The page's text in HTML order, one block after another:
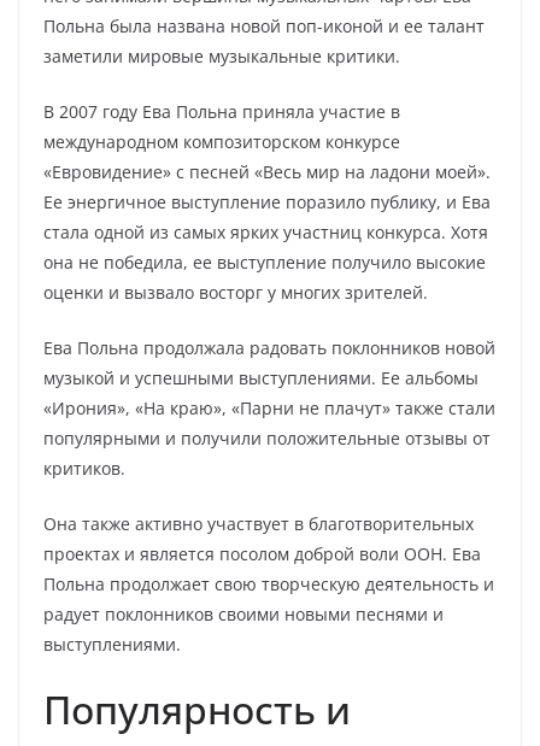
Польна была названа новой поп-иконой и ее талант
заметили мировые музыкальные критики.
В 2007 году Ева Польна приняла участие в
международном композиторском конкурсе
«Евровидение» с песней «Весь мир на ладони моей».
Ее энергичное выступление поразило публику, и Ева
стала одной из самых ярких участниц конкурса. Хотя
она не победила, ее выступление получило высокие
оценки и вызвало восторг у многих зрителей.
Ева Польна продолжала радовать поклонников новой
музыкой и успешными выступлениями. Ее альбомы
«Ирония», «На краю», «Парни не плачут» также стали
популярными и получили положительные отзывы от
критиков.
Она также активно участвует в благотворительных
проектах и является посолом доброй воли ООН. Ева
Польна продолжает свою творческую деятельность и
радует поклонников своими новыми песнями и
выступлениями.
Популярность и